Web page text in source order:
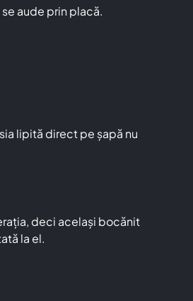
aude prin placă.
lipită direct pe șapă nu
deci același bocănit
la el.